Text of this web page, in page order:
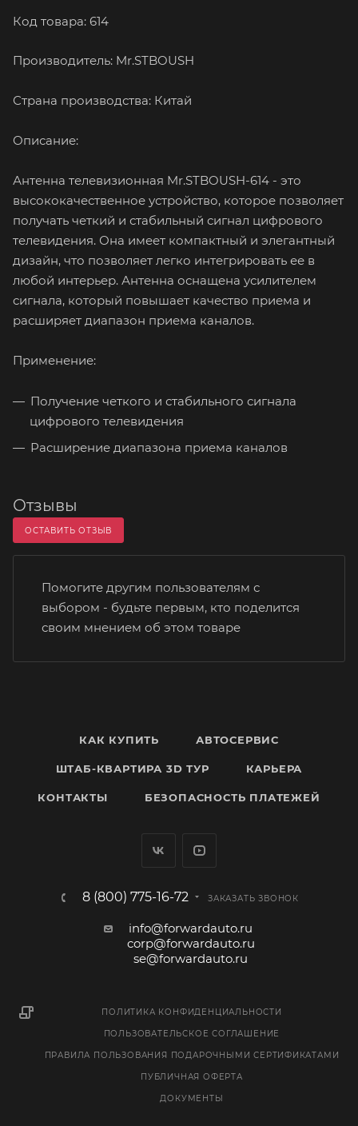
Код товара: 614
Производитель: Mr.STBOUSH
Страна производства: Китай
Описание:
Антенна телевизионная Mr.STBOUSH-614 - это
высококачественное устройство, которое позволяет
получать четкий и стабильный сигнал цифрового
телевидения. Она имеет компактный и элегантный
дизайн, что позволяет легко интегрировать ее в
любой интерьер. Антенна оснащена усилителем
сигнала, который повышает качество приема и
расширяет диапазон приема каналов.
Применение:
Получение четкого и стабильного сигнала
цифрового телевидения
Расширение диапазона приема каналов
Отзывы
ОСТАВИТЬ ОТЗЫВ
Помогите другим пользователям с
выбором - будьте первым, кто поделится
своим мнением об этом товаре
КАК КУПИТЬ АВТОСЕРВИС
ШТАБ-КВАРТИРА 3D ТУР КАРЬЕРА
КОНТАКТЫ БЕЗОПАСНОСТЬ ПЛАТЕЖЕЙ
8 (800) 775-16-72 ЗАКАЗАТЬ ЗВОНОК
info@forwardauto.ru
corp@forwardauto.ru
se@forwardauto.ru
ПОЛИТИКА КОНФИДЕНЦИАЛЬНОСТИ
ПОЛЬЗОВАТЕЛЬСКОЕ СОГЛАШЕНИЕ
ПРАВИЛА ПОЛЬЗОВАНИЯ ПОДАРОЧНЫМИ СЕРТИФИКАТАМИ
ПУБЛИЧНАЯ ОФЕРТА
ДОКУМЕНТЫ